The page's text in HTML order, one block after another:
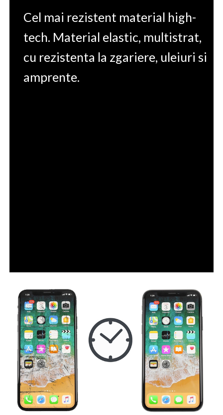
Cel mai rezistent material high-
tech. Material elastic, multistrat,
cu rezistenta la zgariere, uleiuri si
amprente.